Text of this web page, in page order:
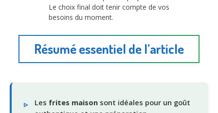
Le choix final doit tenir compte de vos
besoins du moment.
Résumé essentiel de l’article
Les frites maison sont idéales pour un goût